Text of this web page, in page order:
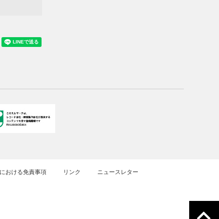
おける免責事項 リンク ニュースレター